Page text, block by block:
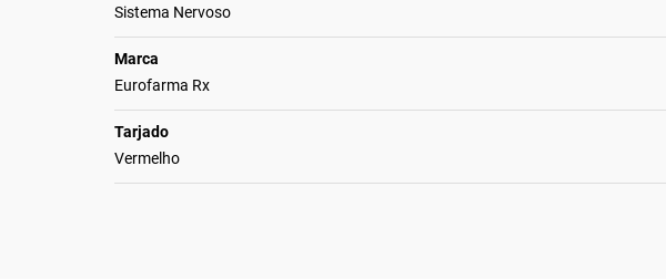
Sistema Nervoso
Marca
Eurofarma Rx
Tarjado
Vermelho